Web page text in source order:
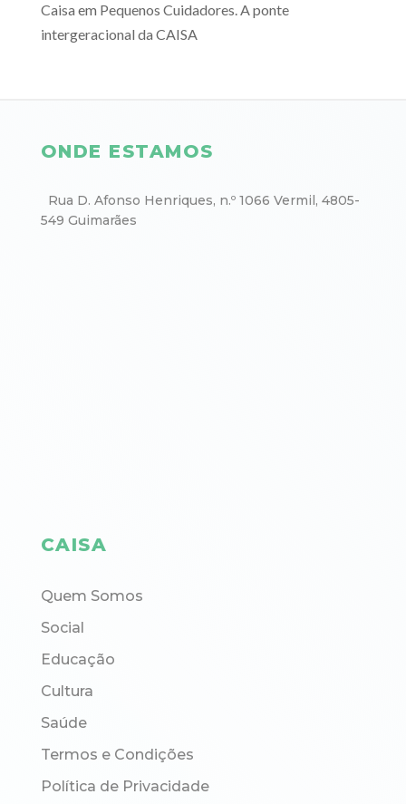
Caisa em Pequenos Cuidadores. A ponte
intergeracional da CAISA
ONDE ESTAMOS
Rua D. Afonso Henriques, n.º 1066 Vermil, 4805-
549 Guimarães
CAISA
Quem Somos
Social
Educação
Cultura
Saúde
Termos e Condições
Política de Privacidade